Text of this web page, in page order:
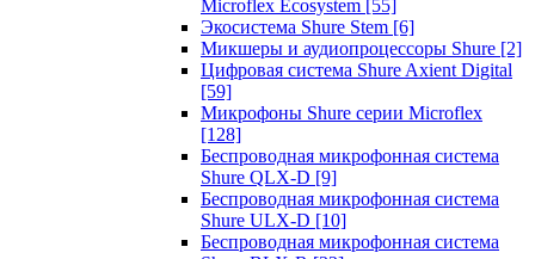
Microflex Ecosystem [55]
Экосистема Shure Stem [6]
Микшеры и аудиопроцессоры Shure [2]
Цифровая система Shure Axient Digital
[59]
Микрофоны Shure серии Microflex
[128]
Беспроводная микрофонная система
Shure QLX-D [9]
Беспроводная микрофонная система
Shure ULX-D [10]
Беспроводная микрофонная система